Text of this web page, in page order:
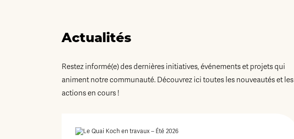
Actualités
Restez informé(e) des dernières initiatives, événements et projets qui
animent notre communauté. Découvrez ici toutes les nouveautés et les
actions en cours !